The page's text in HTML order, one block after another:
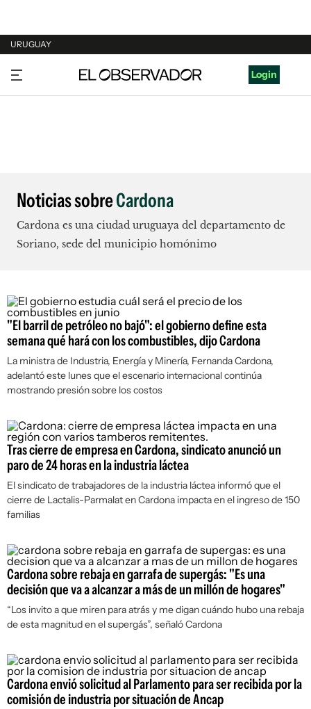
URUGUAY
URUGUAY
ARGENTINA
Login
Noticias sobreCardona
Cardona es una ciudad uruguaya del departamento de
Soriano, sede del municipio homónimo
"El barril de petróleo no bajó": el gobierno define esta
semana qué hará con los combustibles, dijo Cardona
La ministra de Industria, Energía y Minería, Fernanda Cardona,
adelantó este lunes que el escenario internacional continúa
mostrando presión sobre los costos
Tras cierre de empresa en Cardona, sindicato anunció un
paro de 24 horas en la industria láctea
El sindicato de trabajadores de la industria láctea informó que el
cierre de Lactalis-Parmalat en Cardona impacta en el ingreso de 150
familias
Cardona sobre rebaja en garrafa de supergás: "Es una
decisión que va a alcanzar a más de un millón de hogares"
“Los invito a que miren para atrás y me digan cuándo hubo una rebaja
de esta magnitud en el supergás”, señaló Cardona
Cardona envió solicitud al Parlamento para ser recibida por la
comisión de industria por situación de Ancap